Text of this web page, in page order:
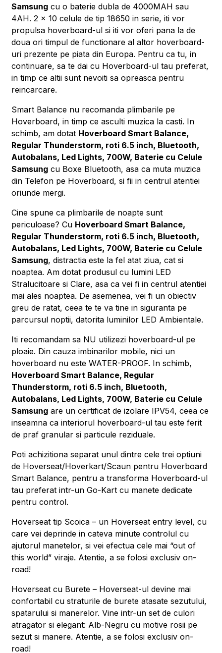
Samsung cu o baterie dubla de 4000MAH sau
4AH. 2 x 10 celule de tip 18650 in serie, iti vor
propulsa hoverboard-ul si iti vor oferi pana la de
doua ori timpul de functionare al altor hoverboard-
uri prezente pe piata din Europa. Pentru ca tu, in
continuare, sa te dai cu Hoverboard-ul tau preferat,
in timp ce altii sunt nevoiti sa opreasca pentru
reincarcare.
Smart Balance nu recomanda plimbarile pe
Hoverboard, in timp ce asculti muzica la casti. In
schimb, am dotat Hoverboard Smart Balance,
Regular Thunderstorm, roti 6.5 inch, Bluetooth,
Autobalans, Led Lights, 700W, Baterie cu Celule
Samsung cu Boxe Bluetooth, asa ca muta muzica
din Telefon pe Hoverboard, si fii in centrul atentiei
oriunde mergi.
Cine spune ca plimbarile de noapte sunt
periculoase? Cu Hoverboard Smart Balance,
Regular Thunderstorm, roti 6.5 inch, Bluetooth,
Autobalans, Led Lights, 700W, Baterie cu Celule
Samsung, distractia este la fel atat ziua, cat si
noaptea. Am dotat produsul cu lumini LED
Stralucitoare si Clare, asa ca vei fi in centrul atentiei
mai ales noaptea. De asemenea, vei fi un obiectiv
greu de ratat, ceea te te va tine in siguranta pe
parcursul noptii, datorita luminilor LED Ambientale.
Iti recomandam sa NU utilizezi hoverboard-ul pe
ploaie. Din cauza imbinarilor mobile, nici un
hoverboard nu este WATER-PROOF. In schimb,
Hoverboard Smart Balance, Regular
Thunderstorm, roti 6.5 inch, Bluetooth,
Autobalans, Led Lights, 700W, Baterie cu Celule
Samsung are un certificat de izolare IPV54, ceea ce
inseamna ca interiorul hoverboard-ul tau este ferit
de praf granular si particule reziduale.
Poti achizitiona separat unul dintre cele trei optiuni
de Hoverseat/Hoverkart/Scaun pentru Hoverboard
Smart Balance, pentru a transforma Hoverboard-ul
tau preferat intr-un Go-Kart cu manete dedicate
pentru control.
Hoverseat tip Scoica – un Hoverseat entry level, cu
care vei deprinde in cateva minute controlul cu
ajutorul manetelor, si vei efectua cele mai “out of
this world” viraje. Atentie, a se folosi exclusiv on-
road!
Hoverseat cu Burete – Hoverseat-ul devine mai
confortabil cu straturile de burete atasate sezutului,
spatarului si manerelor. Vine intr-un set de culori
atragator si elegant: Alb-Negru cu motive rosii pe
sezut si manere. Atentie, a se folosi exclusiv on-
road!